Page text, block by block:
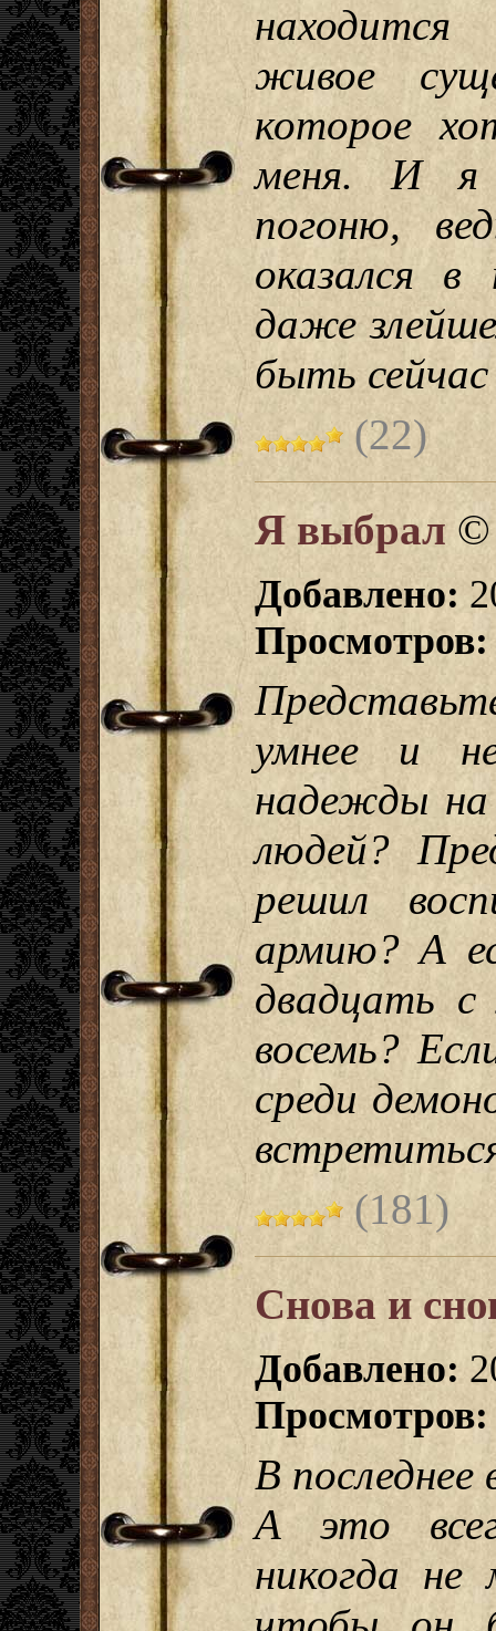
живое
которое
меня. И я
погоню,
оказался
даже
быть
(22)
Я выбрал
Добавлено:
Просмотров:
умнее и
надежды на
людей?
решил
армию? А
двадцать
восемь?
среди
(181)
Снова и
Добавлено:
Просмотров:
В последнее
А это
никогда не